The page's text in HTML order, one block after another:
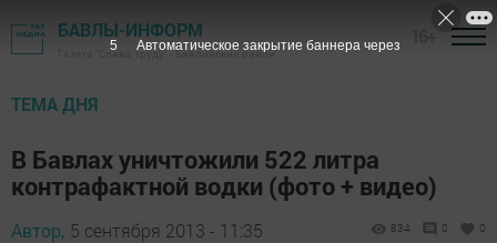
БАВЛЫ-ИНФОРМ
Газета "Слава труду" - Бавлинский район
ТЕМА ДНЯ
В Бавлах уничтожили 522 литра
контрафактной водки (фото + видео)
Автор, 5 сентября 2013 - 11:35 834 0 0
4 Автоматическое закрытие баннера через